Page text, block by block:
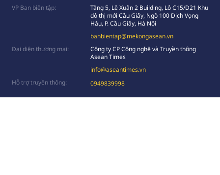
VP Ban biên tập:
Tầng 5, Lê Xuân 2 Building, Lô C15/D21 Khu
đô thị mới Cầu Giấy, Ngõ 100 Dịch Vọng
Hâụ, P. Cầu Giấy, Hà Nội
banbientap@mekongasean.vn
Đại diện thương mại:
Công ty CP Công nghệ và Truyền thông
Asean Times
info@aseantimes.vn
Hỗ trợ truyền thông:
0949839998